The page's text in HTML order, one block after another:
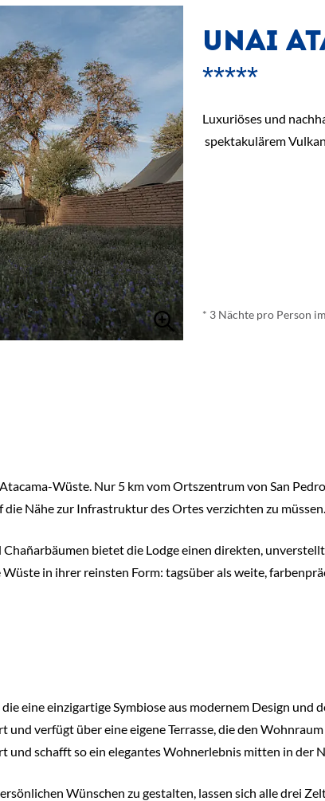
UNAI
*****
Luxuriöses und
spektakulärem
* 3 Nächte pro Person
Wüste. Nur 5 km vom Ortszentrum von San
Nähe zur Infrastruktur des Ortes verzichten zu müssen.
bietet die Lodge einen direkten,
in ihrer reinsten Form: tagsüber als weite,
eine einzigartige Symbiose aus modernem Design
und verfügt über eine eigene Terrasse, die den
schafft so ein elegantes Wohnerlebnis mitten in der
Wünschen zu gestalten, lassen sich alle drei